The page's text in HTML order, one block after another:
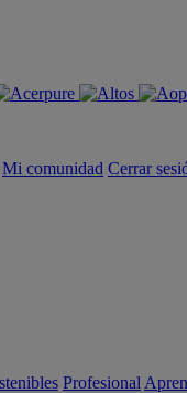
Mi comunidad Cerrar
Profesional